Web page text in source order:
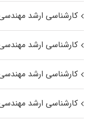
کارشناسی ارشد مهندسی
کارشناسی ارشد
کارشناسی ارشد
کارشناسی ارشد